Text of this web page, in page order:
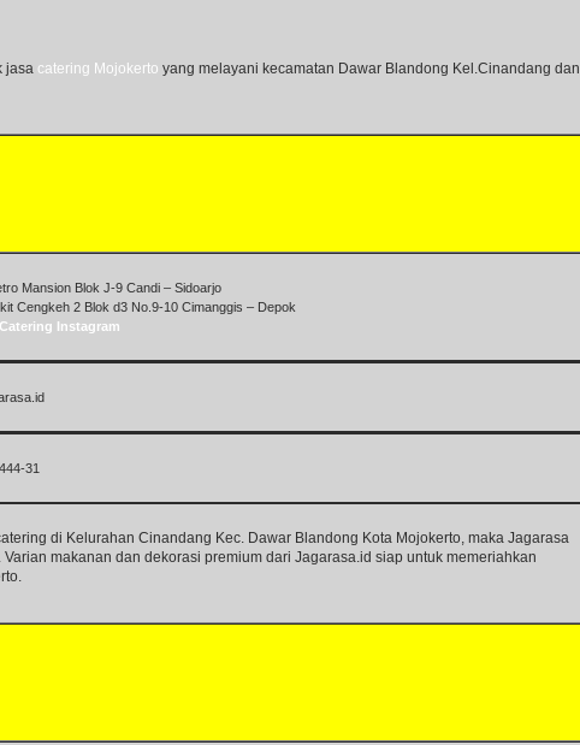
jasa catering Mojokerto yang melayani kecamatan Dawar Blandong Kel.Cinandang dan
Mansion Blok J-9 Candi – Sidoarjo
Cengkeh 2 Blok d3 No.9-10 Cimanggis – Depok
Instagram
31
di Kelurahan Cinandang Kec. Dawar Blandong Kota Mojokerto, maka Jagarasa
makanan dan dekorasi premium dari Jagarasa.id siap untuk memeriahkan